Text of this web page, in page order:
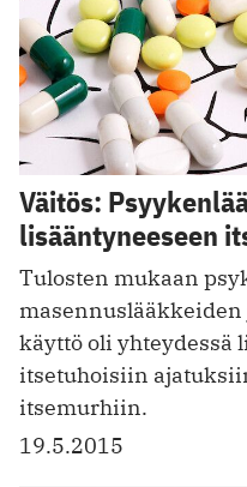
Väitös:
lisääntyneeseen
Tulosten mukaan
käyttö oli yhteydessä
itsetuhoisiin
itsemurhiin.
19.5.2015